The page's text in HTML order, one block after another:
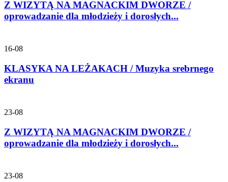
Z WIZYTĄ NA MAGNACKIM DWORZE /
oprowadzanie dla młodzieży i dorosłych...
16-08
KLASYKA NA LEŻAKACH / Muzyka srebrnego
ekranu
23-08
Z WIZYTĄ NA MAGNACKIM DWORZE /
oprowadzanie dla młodzieży i dorosłych...
23-08